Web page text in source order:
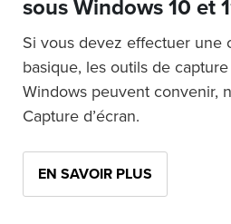
sous Windows 10 et
Si vous devez effectuer une
basique, les outils de
Windows peuvent convenir,
Capture d’écran.
EN SAVOIR PLUS